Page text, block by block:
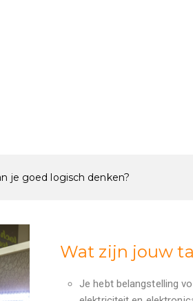
je goed logisch denken?
Wat zijn jouw
Je hebt belangstelling